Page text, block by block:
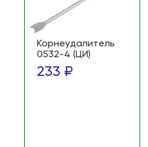
Корнеудалитель
0532-4 (ЦИ)
233 ₽